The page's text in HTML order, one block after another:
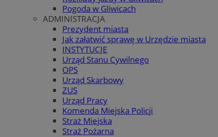
Pogoda w Gliwicach
ADMINISTRACJA
Prezydent miasta
Jak załatwić sprawę w Urzędzie miasta
INSTYTUCJE
Urząd Stanu Cywilnego
OPS
Urząd Skarbowy
ZUS
Urząd Pracy
Komenda Miejska Policji
Straż Miejska
Straż Pożarna